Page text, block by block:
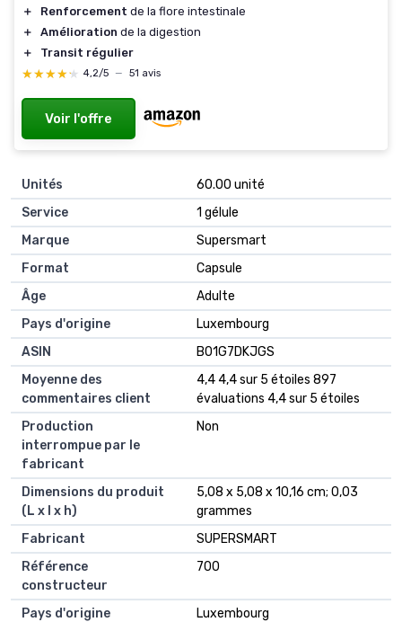
＋
Renforcement de la flore intestinale
＋
Amélioration de la digestion
＋
Transit régulier
★★★★★
★★★★★ 4,2/5 — 51 avis
Voir l'offre
Unités
‎60.00 unité
Service
‎1 gélule
Marque
‎Supersmart
Format
‎Capsule
Âge
‎Adulte
Pays d'origine
‎Luxembourg
ASIN
B01G7DKJGS
Moyenne des
commentaires client
4,4 4,4 sur 5 étoiles 897
évaluations 4,4 sur 5 étoiles
Production
interrompue par le
fabricant
Non
Dimensions du produit
(L x l x h)
5,08 x 5,08 x 10,16 cm; 0,03
grammes
Fabricant
SUPERSMART
Référence
constructeur
700
Pays d'origine
Luxembourg